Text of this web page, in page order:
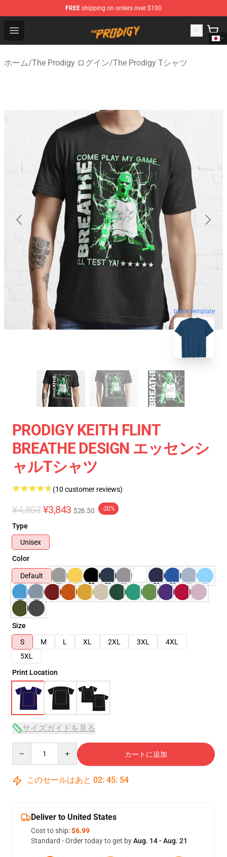
FREE shipping on orders over $100
Open menu
The Prodigy Store - Official The Prodigy Merchandise
ホーム/The Prodigy ログイン/The Prodigy Tシャツ
blank template
PRODIGY KEITH FLINT
BREATHE DESIGN エッセンシ
ャルTシャツ
(10 customer reviews)
¥4,803 ¥3,843 $26.50 -20%
Type
Unisex
Color
Default
Size
S
M L XL 2XL 3XL
4XL
5XL
Print Location
サイズガイドを見る
カートに追加
このセールはあと 02: 45: 53
Deliver to United States
Cost to ship:$6.99
Standard - Order today to get byAug. 14 - Aug. 21